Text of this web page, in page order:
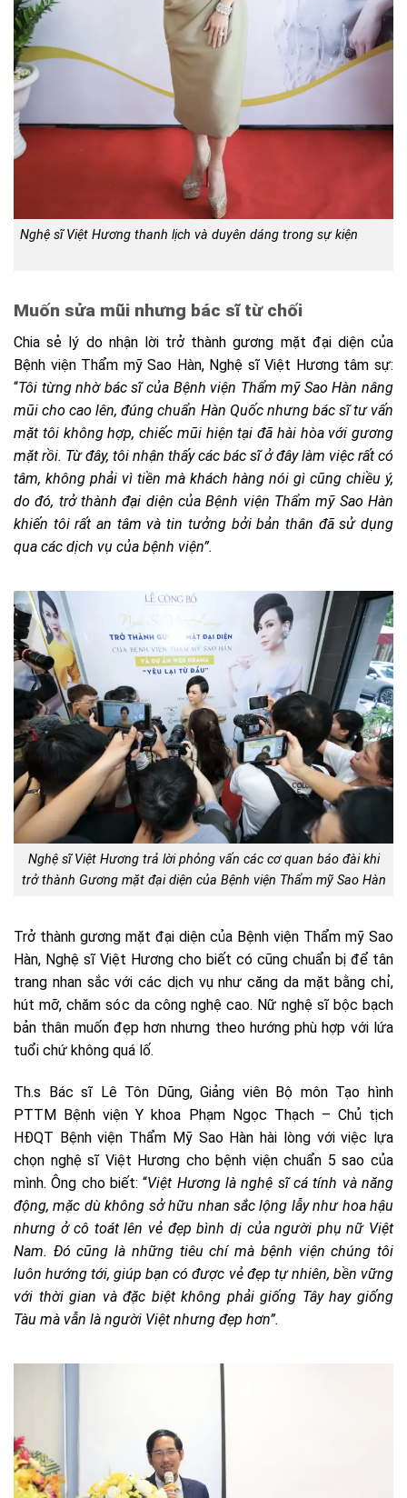
Nghệ sĩ Việt Hương thanh lịch và duyên dáng trong sự kiện
Muốn sửa mũi nhưng bác sĩ từ chối
Chia sẻ lý do nhận lời trở thành gương mặt đại diện của
Bệnh viện Thẩm mỹ Sao Hàn, Nghệ sĩ Việt Hương tâm sự:
“Tôi từng nhờ bác sĩ của Bệnh viện Thẩm mỹ Sao Hàn nâng
mũi cho cao lên, đúng chuẩn Hàn Quốc nhưng bác sĩ tư vấn
mặt tôi không hợp, chiếc mũi hiện tại đã hài hòa với gương
mặt rồi. Từ đây, tôi nhận thấy các bác sĩ ở đây làm việc rất có
tâm, không phải vì tiền mà khách hàng nói gì cũng chiều ý,
do đó, trở thành đại diện của Bệnh viện Thẩm mỹ Sao Hàn
khiến tôi rất an tâm và tin tưởng bởi bản thân đã sử dụng
qua các dịch vụ của bệnh viện”.
Nghệ sĩ Việt Hương trả lời phỏng vấn các cơ quan báo đài khi
trở thành Gương mặt đại diện của Bệnh viện Thẩm mỹ Sao Hàn
Trở thành gương mặt đại diện của Bệnh viện Thẩm mỹ Sao
Hàn, Nghệ sĩ Việt Hương cho biết có cũng chuẩn bị để tân
trang nhan sắc với các dịch vụ như căng da mặt bằng chỉ,
hút mỡ, chăm sóc da công nghệ cao. Nữ nghệ sĩ bộc bạch
bản thân muốn đẹp hơn nhưng theo hướng phù hợp với lứa
tuổi chứ không quá lố.
Th.s Bác sĩ Lê Tôn Dũng, Giảng viên Bộ môn Tạo hình
PTTM Bệnh viện Y khoa Phạm Ngọc Thạch – Chủ tịch
HĐQT Bệnh viện Thẩm Mỹ Sao Hàn hài lòng với việc lựa
chọn nghệ sĩ Việt Hương cho bệnh viện chuẩn 5 sao của
mình. Ông cho biết: “Việt Hương là nghệ sĩ cá tính và năng
động, mặc dù không sở hữu nhan sắc lộng lẫy như hoa hậu
nhưng ở cô toát lên vẻ đẹp bình dị của người phụ nữ Việt
Nam. Đó cũng là những tiêu chí mà bệnh viện chúng tôi
luôn hướng tới, giúp bạn có được vẻ đẹp tự nhiên, bền vững
với thời gian và đặc biệt không phải giống Tây hay giống
Tàu mà vẫn là người Việt nhưng đẹp hơn”.